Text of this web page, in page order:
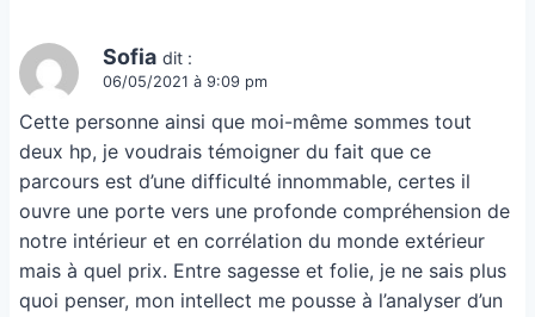
Sofia dit :
06/05/2021 à 9:09 pm
Cette personne ainsi que moi-même sommes tout
deux hp, je voudrais témoigner du fait que ce
parcours est d’une difficulté innommable, certes il
ouvre une porte vers une profonde compréhension de
notre intérieur et en corrélation du monde extérieur
mais à quel prix. Entre sagesse et folie, je ne sais plus
quoi penser, mon intellect me pousse à l’analyser d’un